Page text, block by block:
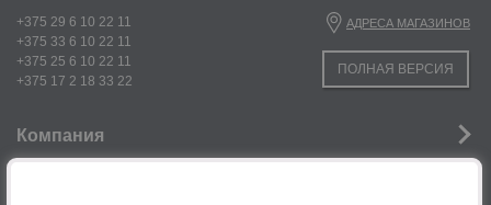
+375 29 6 10 22 11
+375 33 6 10 22 11
+375 25 6 10 22 11
+375 17 2 18 33 22
АДРЕСА МАГАЗИНОВ
ПОЛНАЯ ВЕРСИЯ
Компания